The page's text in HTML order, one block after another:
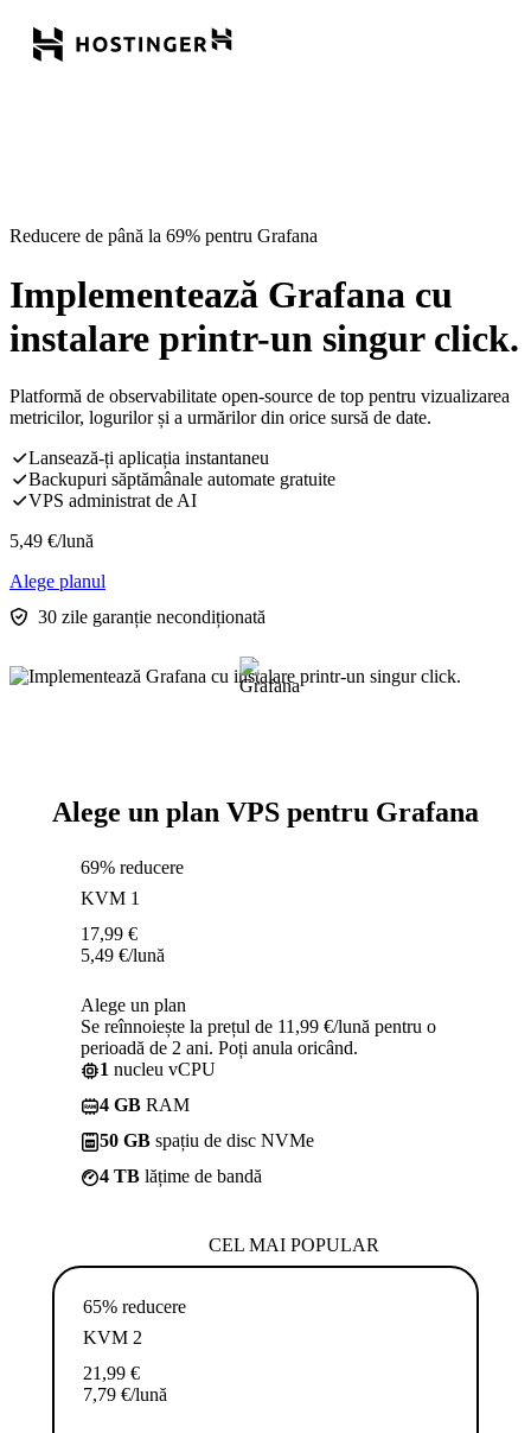
Reducere de până la 69% pentru Grafana
Implementează Grafana cu
instalare printr-un singur click.
Platformă de observabilitate open-source de top pentru vizualizarea
metricilor, logurilor și a urmărilor din orice sursă de date.
Lansează-ți aplicația instantaneu
Backupuri săptămânale automate gratuite
VPS administrat de AI
5,49 €/lună
Alege planul
30 zile garanție necondiționată
Alege un plan VPS pentru Grafana
69% reducere
KVM 1
17,99 €
5,49 €/lună
Alege un plan
Se reînnoiește la prețul de 11,99 €/lună pentru o
perioadă de 2 ani. Poți anula oricând.
1 nucleu vCPU
4 GB RAM
50 GB spațiu de disc NVMe
4 TB lățime de bandă
CEL MAI POPULAR
65% reducere
KVM 2
21,99 €
7,79 €/lună